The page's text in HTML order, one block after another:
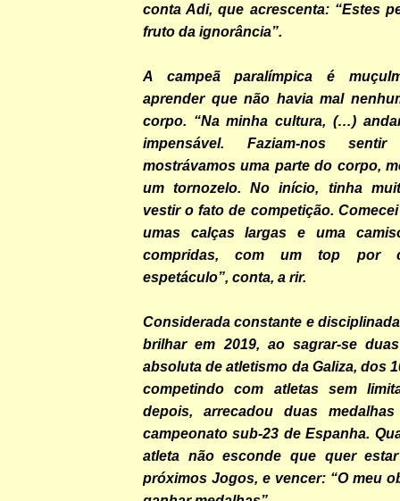
conta Adi, que acrescenta: “Estes
fruto da ignorância”.
A campeã paralímpica é
aprender que não havia mal
corpo. “Na minha cultura, (…)
impensável. Faziam-nos
mostrávamos uma parte do corpo,
um tornozelo. No início, tinha
vestir o fato de competição.
umas calças largas e uma
compridas, com um top por
espetáculo”, conta, a rir.
Considerada constante e
brilhar em 2019, ao sagrar-se
absoluta de atletismo da Galiza, dos
competindo com atletas sem
depois, arrecadou duas
campeonato sub-23 de Espanha.
atleta não esconde que quer
próximos Jogos, e vencer: “O meu